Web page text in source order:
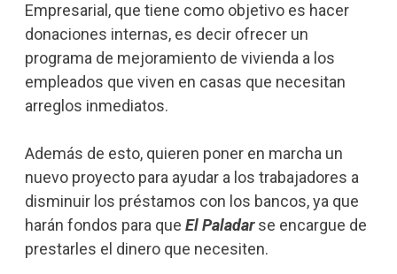
Empresarial, que tiene como objetivo es hacer
donaciones internas, es decir ofrecer un
programa de mejoramiento de vivienda a los
empleados que viven en casas que necesitan
arreglos inmediatos.
Además de esto, quieren poner en marcha un
nuevo proyecto para ayudar a los trabajadores a
disminuir los préstamos con los bancos, ya que
harán fondos para que El Paladarse encargue de
prestarles el dinero que necesiten.